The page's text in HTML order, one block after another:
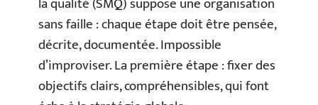
sans faille : chaque étape doit être pensée,
décrite, documentée. Impossible
d’improviser. La première étape : fixer des
objectifs clairs, compréhensibles, qui font